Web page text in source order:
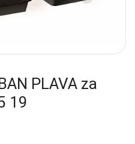
PLAVA za
19